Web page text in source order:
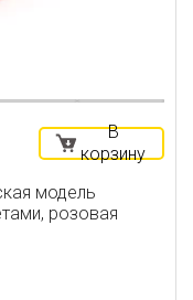
В
корзину
модель
розовая